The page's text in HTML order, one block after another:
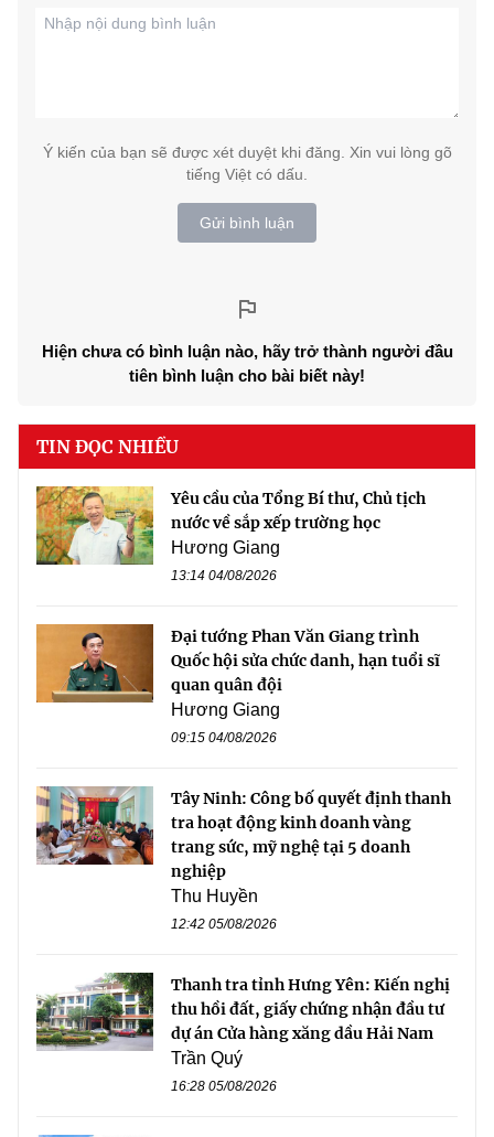
Ý kiến của bạn sẽ được xét duyệt khi đăng. Xin vui lòng gõ
tiếng Việt có dấu.
Gửi bình luận
Hiện chưa có bình luận nào, hãy trở thành người đầu
tiên bình luận cho bài biết này!
TIN ĐỌC NHIỀU
Yêu cầu của Tổng Bí thư, Chủ tịch
nước về sắp xếp trường học
Hương Giang
13:14 04/08/2026
Đại tướng Phan Văn Giang trình
Quốc hội sửa chức danh, hạn tuổi sĩ
quan quân đội
Hương Giang
09:15 04/08/2026
Tây Ninh: Công bố quyết định thanh
tra hoạt động kinh doanh vàng
trang sức, mỹ nghệ tại 5 doanh
nghiệp
Thu Huyền
12:42 05/08/2026
Thanh tra tỉnh Hưng Yên: Kiến nghị
thu hồi đất, giấy chứng nhận đầu tư
dự án Cửa hàng xăng dầu Hải Nam
Trần Quý
16:28 05/08/2026